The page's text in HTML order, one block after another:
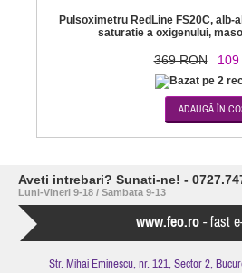
Pulsoximetru RedLine FS20C, alb-
saturatie a oxigenului,
369 RON 109
Aveti intrebari? Sunati-ne! -
Luni-Vineri 9-18 / Sambata 9-13
www.feo.ro - fast
Str. Mihai Eminescu, nr. 121, Sector 2,